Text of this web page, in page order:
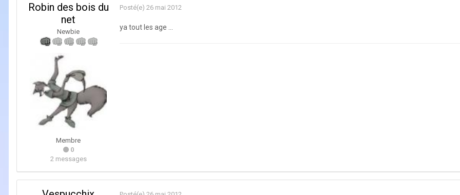
Robin des bois du
net
Newbie
Membre
0
2 messages
Posté(e) 26 mai 2012
ya tout les age ...